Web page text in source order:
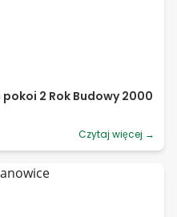
2 Rok Budowy 2000
Czytaj więcej →